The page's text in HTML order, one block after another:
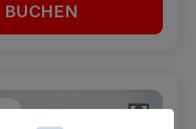
BUCHEN